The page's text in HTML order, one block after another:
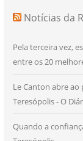
Notícias da
Pela terceira vez,
entre os 20
Le Canton abre
Teresópolis - O
Quando a